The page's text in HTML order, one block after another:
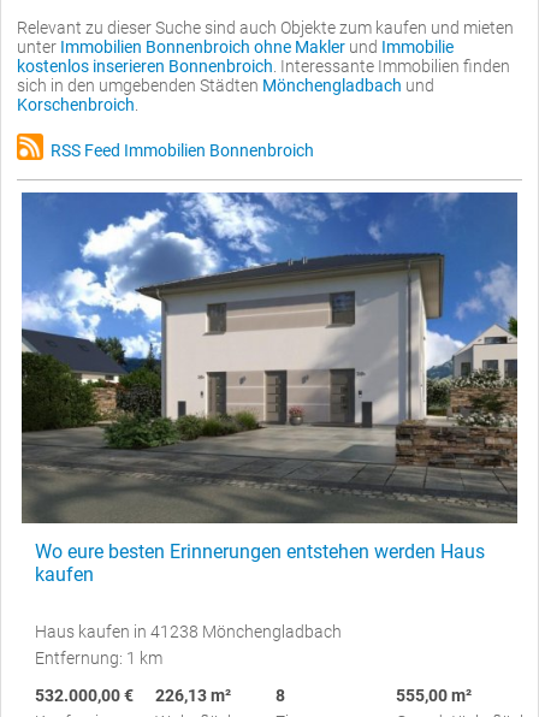
Relevant zu dieser Suche sind auch Objekte zum kaufen und mieten
unter Immobilien Bonnenbroich ohne Makler und Immobilie
kostenlos inserieren Bonnenbroich . Interessante Immobilien finden
sich in den umgebenden Städten Mönchengladbach und
Korschenbroich
RSS Feed Immobilien Bonnenbroich
Wo eure besten Erinnerungen entstehen werden Haus
kaufen
Haus kaufen in 41238 Mönchengladbach
Entfernung: 1 km
532.000,00 €
226,13 m²
8
555,00 m²